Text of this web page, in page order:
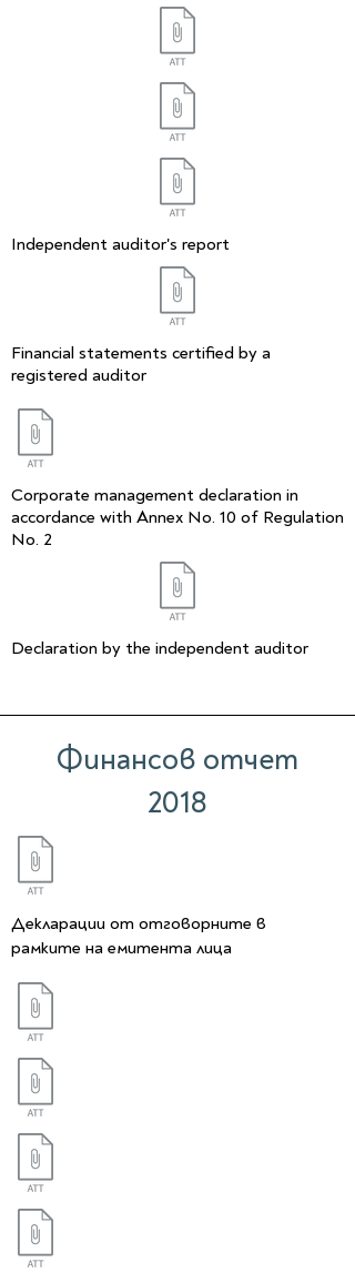
Финансов отчет
2018
Декларации от отговорните в
рамките на емитента лица
Independent auditor's report
Financial statements certified by a
registered auditor
Corporate management declaration in
accordance with Annex No. 10 of Regulation
No. 2
Declaration by the independent auditor